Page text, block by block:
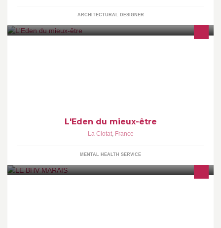
ARCHITECTURAL DESIGNER
L'Eden du mieux-être
La Ciotat, France
MENTAL HEALTH SERVICE